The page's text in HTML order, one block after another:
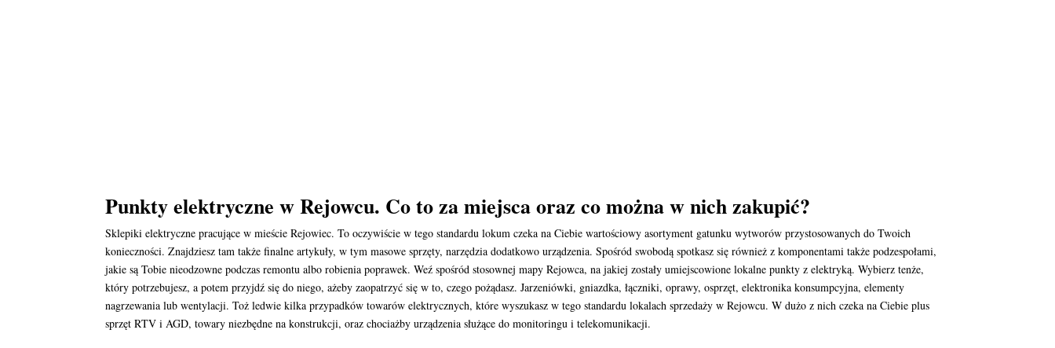
Punkty elektryczne w Rejowcu. Co to za miejsca oraz co można w nich zakupić?
Sklepiki elektryczne pracujące w mieście Rejowiec. To oczywiście w tego standardu lokum czeka na Ciebie wartościowy asortyment gatunku wytworów przystosowanych do Twoich
konieczności. Znajdziesz tam także finalne artykuły, w tym masowe sprzęty, narzędzia dodatkowo urządzenia. Spośród swobodą spotkasz się również z komponentami także podzespołami,
jakie są Tobie nieodzowne podczas remontu albo robienia poprawek. Weź spośród stosownej mapy Rejowca, na jakiej zostały umiejscowione lokalne punkty z elektryką. Wybierz tenże,
który potrzebujesz, a potem przyjdź się do niego, ażeby zaopatrzyć się w to, czego pożądasz. Jarzeniówki, gniazdka, łączniki, oprawy, osprzęt, elektronika konsumpcyjna, elementy
nagrzewania lub wentylacji. Toż ledwie kilka przypadków towarów elektrycznych, które wyszukasz w tego standardu lokalach sprzedaży w Rejowcu. W dużo z nich czeka na Ciebie plus
sprzęt RTV i AGD, towary niezbędne na konstrukcji, oraz chociażby urządzenia służące do monitoringu i telekomunikacji.